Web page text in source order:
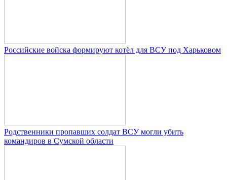
Российские войска формируют котёл для ВСУ под Харьковом
Родственники пропавших солдат ВСУ могли убить
командиров в Сумской области